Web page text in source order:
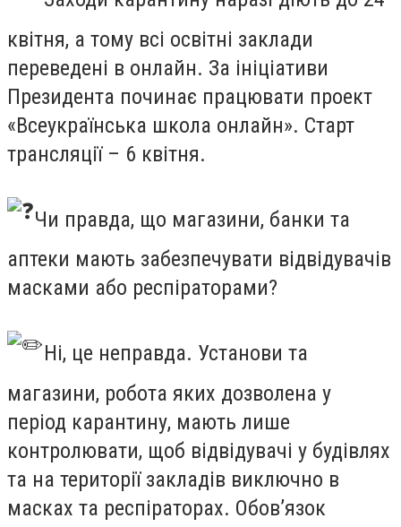
квітня, а тому всі освітні заклади
переведені в онлайн. За ініціативи
Президента починає працювати проект
«Всеукраїнська школа онлайн». Старт
трансляції – 6 квітня.
Чи правда, що магазини, банки та
аптеки мають забезпечувати відвідувачів
масками або респіраторами?
Ні, це неправда. Установи та
магазини, робота яких дозволена у
період карантину, мають лише
контролювати, щоб відвідувачі у будівлях
та на території закладів виключно в
масках та респіраторах. Обов’язок